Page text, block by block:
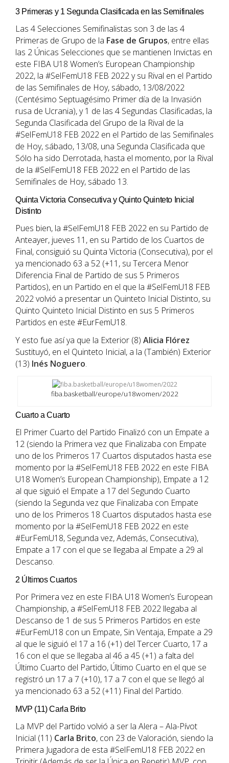
3 Primeras y 1 Segunda Clasificada en las Semifinales
Las 4 Selecciones Semifinalistas son 3 de las 4
Primeras de Grupo de la Fase de Grupos, entre ellas
las 2 Únicas Selecciones que se mantienen Invictas en
este FIBA U18 Women’s European Championship
2022, la #SelFemU18 FEB 2022 y su Rival en el Partido
de las Semifinales de Hoy, sábado, 13/08/2022
(Centésimo Septuagésimo Primer día de la Invasión
rusa de Ucrania), y 1 de las 4 Segundas Clasificadas, la
Segunda Clasificada del Grupo de la Rival de la
#SelFemU18 FEB 2022 en el Partido de las Semifinales
de Hoy, sábado, 13/08, una Segunda Clasificada que
Sólo ha sido Derrotada, hasta el momento, por la Rival
de la #SelFemU18 FEB 2022 en el Partido de las
Semifinales de Hoy, sábado 13.
Quinta Victoria Consecutiva y Quinto Quinteto Inicial
Distinto
Pues bien, la #SelFemU18 FEB 2022 en su Partido de
Anteayer, jueves 11, en su Partido de los Cuartos de
Final, consiguió su Quinta Victoria (Consecutiva), por el
ya mencionado 63 a 52 (+11, su Tercera Menor
Diferencia Final de Partido de sus 5 Primeros
Partidos), en un Partido en el que la #SelFemU18 FEB
2022 volvió a presentar un Quinteto Inicial Distinto, su
Quinto Quinteto Inicial Distinto en sus 5 Primeros
Partidos en este #EurFemU18.
Y esto fue así ya que la Exterior (8) Alicia Flórez
Sustituyó, en el Quinteto Inicial, a la (También) Exterior
(13) Inés Noguero.
fiba.basketball/europe/u18women/2022
Cuarto a Cuarto
El Primer Cuarto del Partido Finalizó con un Empate a
12 (siendo la Primera vez que Finalizaba con Empate
uno de los Primeros 17 Cuartos disputados hasta ese
momento por la #SelFemU18 FEB 2022 en este FIBA
U18 Women’s European Championship), Empate a 12
al que siguió el Empate a 17 del Segundo Cuarto
(siendo la Segunda vez que Finalizaba con Empate
uno de los Primeros 18 Cuartos disputados hasta ese
momento por la #SelFemU18 FEB 2022 en este
#EurFemU18, Segunda vez, Además, Consecutiva),
Empate a 17 con el que se llegaba al Empate a 29 al
Descanso.
2 Últimos Cuartos
Por Primera vez en este FIBA U18 Women’s European
Championship, a #SelFemU18 FEB 2022 llegaba al
Descanso de 1 de sus 5 Primeros Partidos en este
#EurFemU18 con un Empate, Sin Ventaja, Empate a 29
al que le siguió el 17 a 16 (+1) del Tercer Cuarto, 17 a
16 con el que se llegaba al 46 a 45 (+1) a falta del
Último Cuarto del Partido, Último Cuarto en el que se
registró un 17 a 7 (+10), 17 a 7 con el que se llegó al
ya mencionado 63 a 52 (+11) Final del Partido.
MVP (11) Carla Brito
La MVP del Partido volvió a ser la Alera – Ala-Pívot
Inicial (11) Carla Brito, con 23 de Valoración, siendo la
Primera Jugadora de esta #SelFemU18 FEB 2022 en